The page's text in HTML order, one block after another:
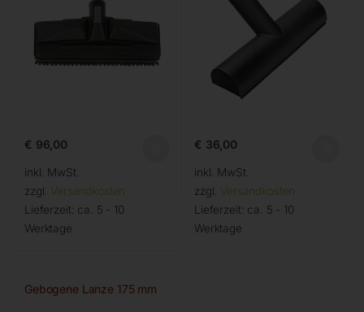
€ 96,00
inkl. MwSt.
zzgl. Versandkosten
Lieferzeit: ca. 5 - 10
Werktage
€ 36,00
inkl. MwSt.
zzgl. Versandkosten
Lieferzeit: ca. 5 - 10
Werktage
Gebogene Lanze 175 mm